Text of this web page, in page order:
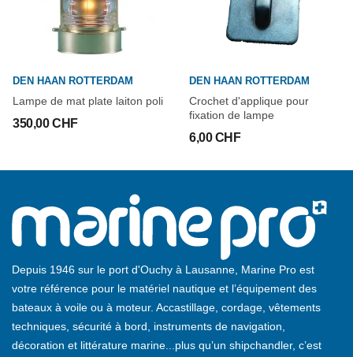
DEN HAAN ROTTERDAM
Lampe de mat plate laiton poli
350,00 CHF
DEN HAAN ROTTERDAM
Crochet d'applique pour
fixation de lampe
6,00 CHF
Depuis 1946 sur le port d'Ouchy à Lausanne, Marine Pro est
votre référence pour le matériel nautique et l’équipement des
bateaux à voile ou à moteur. Accastillage, cordage, vêtements
techniques, sécurité à bord, instruments de navigation,
décoration et littérature marine...plus qu’un shipchandler, c’est